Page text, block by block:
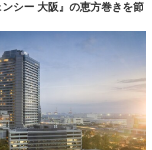
ンシー 大阪』の恵方巻きを節